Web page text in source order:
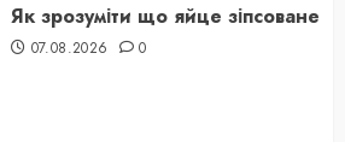
Як зрозуміти що яйце зіпсоване
07.08.2026 0